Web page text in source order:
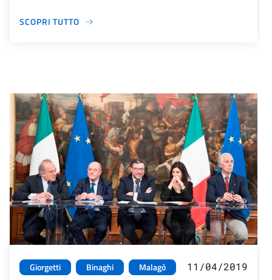
SCOPRI TUTTO
Giorgetti Binaghi Malagò 11/04/2019